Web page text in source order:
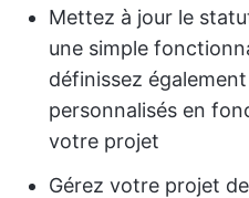
Mettez à jour le
une simple
définissez
personnalisés en
votre projet
Gérez votre projet